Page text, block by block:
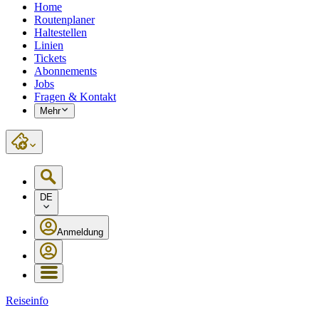
Home
Routenplaner
Haltestellen
Linien
Tickets
Abonnements
Jobs
Fragen & Kontakt
Mehr
DE
Anmeldung
Reiseinfo